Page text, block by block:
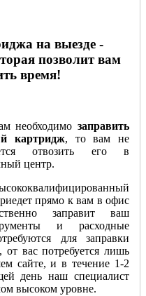
на выезде -
позволит вам
время!
необходимо заправить
картридж, то вам не
отвозить его в
центр.
прямо к вам в офис
заправит ваш
и расходные
для заправки
от вас потребуется лишь
сайте, и в течение 1-2
день наш специалист
высоком уровне.